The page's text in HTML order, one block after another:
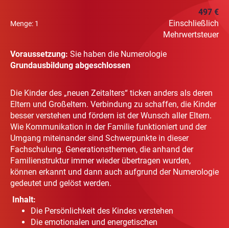
Menge: 1
497 €
Einschließlich
Mehrwertsteuer
Voraussetzung: Sie haben die Numerologie
Grundausbildung abgeschlossen
Die Kinder des „neuen Zeitalters“ ticken anders als deren
Eltern und Großeltern. Verbindung zu schaffen, die Kinder
besser verstehen und fördern ist der Wunsch aller Eltern.
Wie Kommunikation in der Familie funktioniert und der
Umgang miteinander sind Schwerpunkte in dieser
Fachschulung. Generationsthemen, die anhand der
Familienstruktur immer wieder übertragen wurden,
können erkannt und dann auch aufgrund der Numerologie
gedeutet und gelöst werden.
Inhalt:
Die Persönlichkeit des Kindes verstehen
Die emotionalen und energetischen